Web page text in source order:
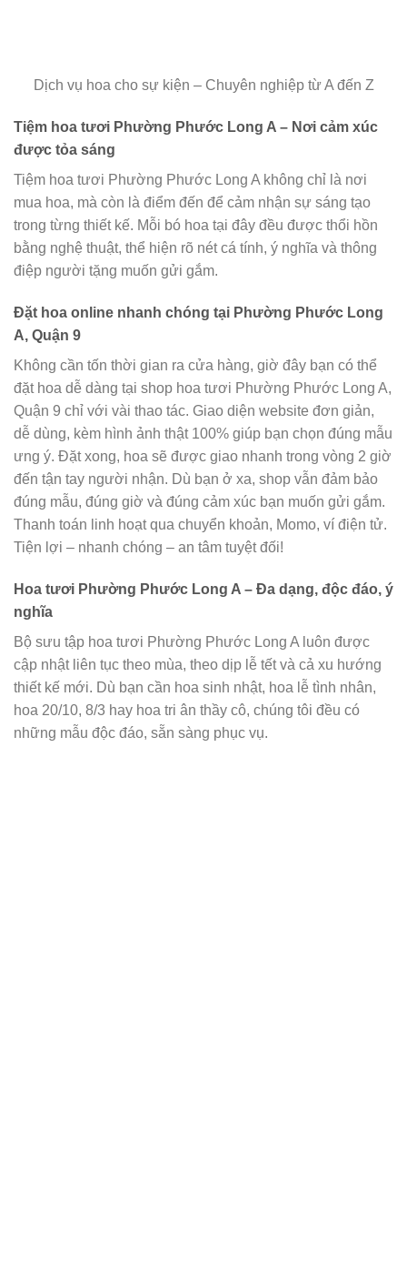
Dịch vụ hoa cho sự kiện – Chuyên nghiệp từ A đến Z
Tiệm hoa tươi Phường Phước Long A – Nơi cảm xúc
được tỏa sáng
Tiệm hoa tươi Phường Phước Long A không chỉ là nơi
mua hoa, mà còn là điểm đến để cảm nhận sự sáng tạo
trong từng thiết kế. Mỗi bó hoa tại đây đều được thổi hồn
bằng nghệ thuật, thể hiện rõ nét cá tính, ý nghĩa và thông
điệp người tặng muốn gửi gắm.
Đặt hoa online nhanh chóng tại Phường Phước Long
A, Quận 9
Không cần tốn thời gian ra cửa hàng, giờ đây bạn có thể
đặt hoa dễ dàng tại shop hoa tươi Phường Phước Long A,
Quận 9 chỉ với vài thao tác. Giao diện website đơn giản,
dễ dùng, kèm hình ảnh thật 100% giúp bạn chọn đúng mẫu
ưng ý. Đặt xong, hoa sẽ được giao nhanh trong vòng 2 giờ
đến tận tay người nhận. Dù bạn ở xa, shop vẫn đảm bảo
đúng mẫu, đúng giờ và đúng cảm xúc bạn muốn gửi gắm.
Thanh toán linh hoạt qua chuyển khoản, Momo, ví điện tử.
Tiện lợi – nhanh chóng – an tâm tuyệt đối!
Hoa tươi Phường Phước Long A – Đa dạng, độc đáo, ý
nghĩa
Bộ sưu tập hoa tươi Phường Phước Long A luôn được
cập nhật liên tục theo mùa, theo dịp lễ tết và cả xu hướng
thiết kế mới. Dù bạn cần hoa sinh nhật, hoa lễ tình nhân,
hoa 20/10, 8/3 hay hoa tri ân thầy cô, chúng tôi đều có
những mẫu độc đáo, sẵn sàng phục vụ.